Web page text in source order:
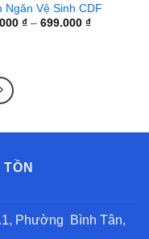
Ngăn Vệ Sinh CDF
₫ – 699.000 ₫Khoảng
Phường Bình Tân,